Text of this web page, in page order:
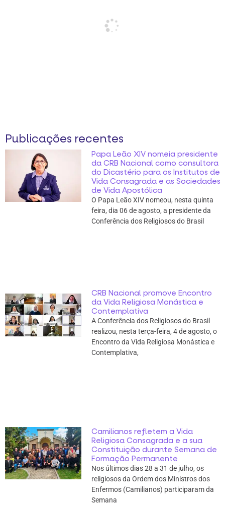
Publicações recentes
Papa Leão XIV nomeia presidente
da CRB Nacional como consultora
do Dicastério para os Institutos de
Vida Consagrada e as Sociedades
de Vida Apostólica
O Papa Leão XIV nomeou, nesta quinta
feira, dia 06 de agosto, a presidente da
Conferência dos Religiosos do Brasil
CRB Nacional promove Encontro
da Vida Religiosa Monástica e
Contemplativa
A Conferência dos Religiosos do Brasil
realizou, nesta terça-feira, 4 de agosto, o
Encontro da Vida Religiosa Monástica e
Contemplativa,
Camilianos refletem a Vida
Religiosa Consagrada e a sua
Constituição durante Semana de
Formação Permanente
Nos últimos dias 28 a 31 de julho, os
religiosos da Ordem dos Ministros dos
Enfermos (Camilianos) participaram da
Semana